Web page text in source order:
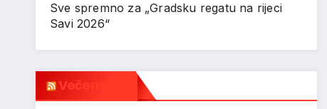
Sve spremno za „Gradsku regatu na rijeci
Savi 2026“
Večernji.hr